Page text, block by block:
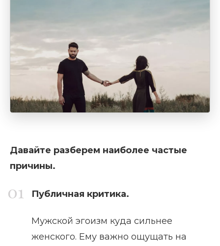
Давайте разберем наиболее частые
причины.
Публичная критика.
Мужской эгоизм куда сильнее
женского. Ему важно ощущать на